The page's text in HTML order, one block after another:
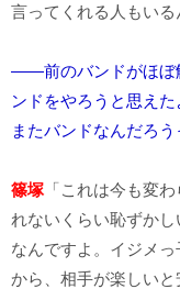
言ってくれる人もいる
――前のバンドがほぼ
ンドをやろうと思え
またバンドなんだろう
篠塚 「これは今も変
れないくらい恥ずか
なんですよ。イジメ
から、相手が楽しい